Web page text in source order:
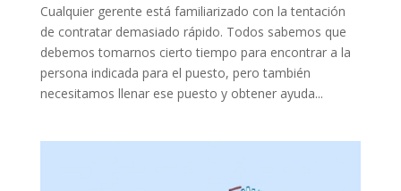
Cualquier gerente está familiarizado con la tentación
de contratar demasiado rápido. Todos sabemos que
debemos tomarnos cierto tiempo para encontrar a la
persona indicada para el puesto, pero también
necesitamos llenar ese puesto y obtener ayuda...